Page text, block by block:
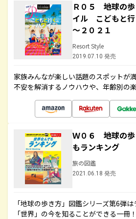
Ｒ０５ 地球の
イル こどもと
～２０２１
Resort Style
2019.07.10 発売
家族みんなが楽しい話題のスポットが
不安を解消するノウハウや、年齢別の
Ｗ０６ 地球の歩
もランキング
旅の図鑑
2021.06.18 発売
「地球の歩き方」図鑑シリーズ第6弾
「世界」の今を知ることができる一冊！